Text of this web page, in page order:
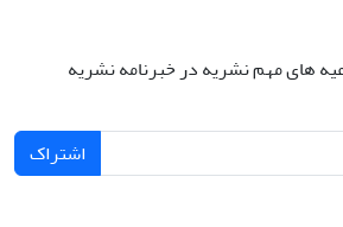
های مهم نشریه در خبرنامه نشریه
اشتراک